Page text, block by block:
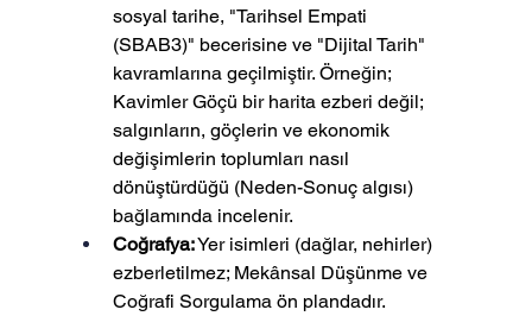
sosyal tarihe, "Tarihsel Empati
(SBAB3)" becerisine ve "Dijital Tarih"
kavramlarına geçilmiştir. Örneğin;
Kavimler Göçü bir harita ezberi değil;
salgınların, göçlerin ve ekonomik
değişimlerin toplumları nasıl
dönüştürdüğü (Neden-Sonuç algısı)
bağlamında incelenir.
Coğrafya: Yer isimleri (dağlar, nehirler)
ezberletilmez; Mekânsal Düşünme ve
Coğrafi Sorgulama ön plandadır.